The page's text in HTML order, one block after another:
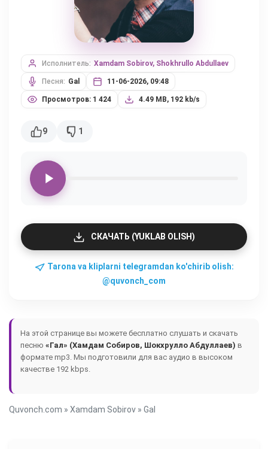
Исполнитель: Xamdam Sobirov, Shokhrullo Abdullaev
Песня: Gal 11-06-2026, 09:48
Просмотров: 1 424 4.49 MB, 192 kb/s
9 1
СКАЧАТЬ (YUKLAB OLISH)
Tarona va kliplarni telegramdan ko'chirib olish:
@quvonch_com
На этой странице вы можете бесплатно слушать и скачать
песню «Гал» (Хамдам Собиров, Шокхрулло Абдуллаев) в
формате mp3. Мы подготовили для вас аудио в высоком
качестве 192 kbps.
Quvonch.com » Xamdam Sobirov » Gal